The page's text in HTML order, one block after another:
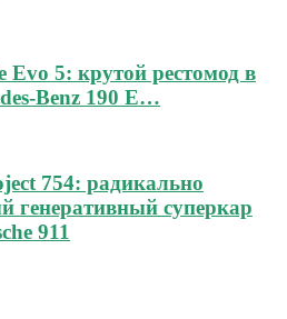
Evo 5: крутой рестомод в
Benz 190 E…
754: радикально
генеративный суперкар
911